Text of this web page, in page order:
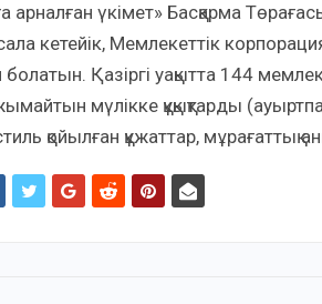
арналған үкімет» Басқарма
сала кетейік, Мемлекеттік
болатын. Қазіргі уақытта 144
мүлікке құқықтарды
қойылған құжаттар, мұрағаттық